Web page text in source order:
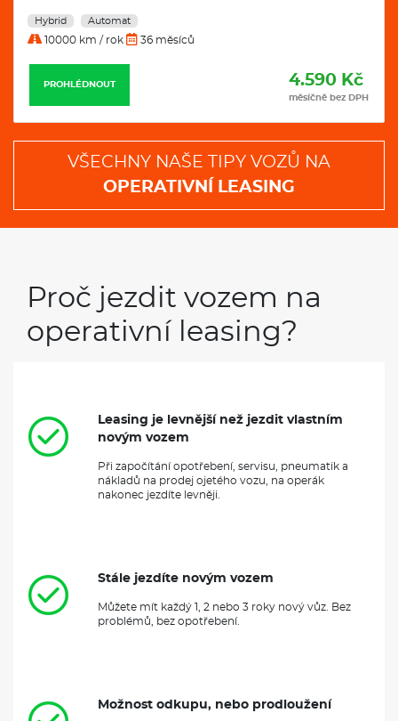
VÝBAVA:
Klimatizace
Hybrid Automat
10000 km / rok 36 měsíců
PROHLÉDNOUT 4.590 Kč
měsíčně bez DPH
VŠECHNY NAŠE TIPY VOZŮ NA
OPERATIVNÍ LEASING
Proč jezdit vozem na
operativní leasing?
Leasing je levnější než jezdit vlastním
novým vozem
Při započítání opotřebení, servisu, pneumatik a
nákladů na prodej ojetého vozu, na operák
nakonec jezdíte levněji.
Stále jezdíte novým vozem
Můžete mít každý 1, 2 nebo 3 roky nový vůz. Bez
problémů, bez opotřebení.
Možnost odkupu, nebo prodloužení